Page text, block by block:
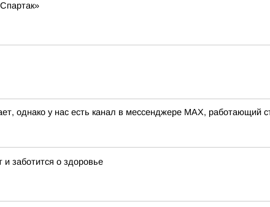
однако у нас есть канал в мессенджере MAX, работающий
и заботится о здоровье